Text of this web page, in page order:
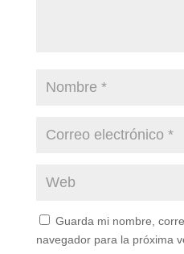
Guarda mi nombre,
navegador para la próxima